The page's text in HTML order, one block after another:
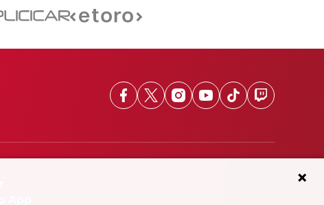
Facebook
X Instagram
Youtube
TikTokTwitch